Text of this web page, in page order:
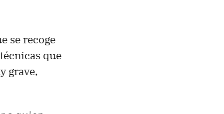
se recoge
que
grave,